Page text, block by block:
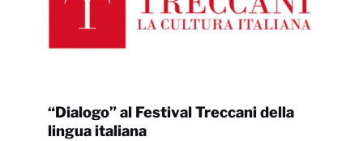
“Dialogo” al Festival Treccani della
lingua italiana